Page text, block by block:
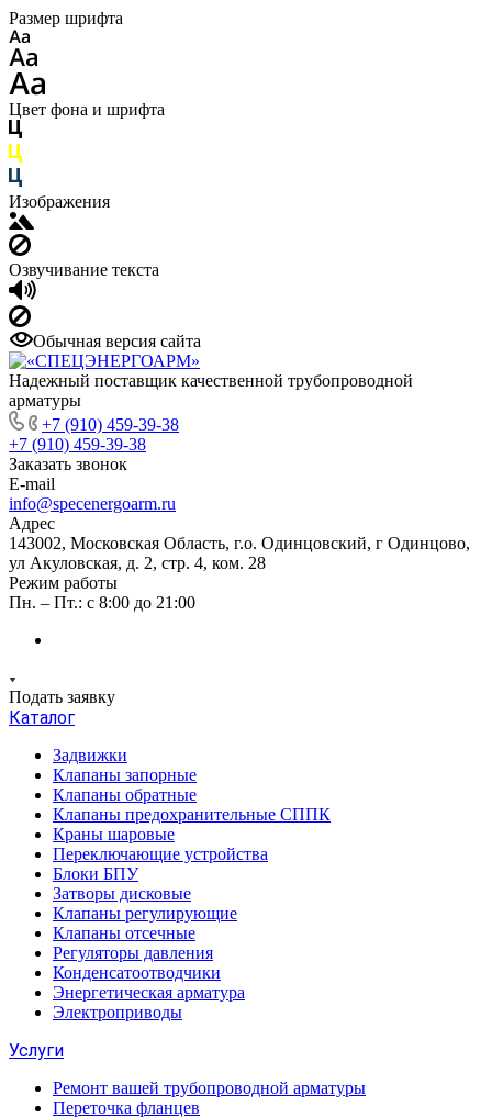
Размер шрифта
Цвет фона и шрифта
Изображения
Озвучивание текста
Обычная версия сайта
Надежный поставщик качественной трубопроводной
арматуры
+7 (910) 459-39-38
+7 (910) 459-39-38
Заказать звонок
E-mail
info@specenergoarm.ru
Адрес
143002, Московская Область, г.о. Одинцовский, г Одинцово,
ул Акуловская, д. 2, стр. 4, ком. 28
Режим работы
Пн. – Пт.: с 8:00 до 21:00
Подать заявку
Каталог
Задвижки
Клапаны запорные
Клапаны обратные
Клапаны предохранительные СППК
Краны шаровые
Переключающие устройства
Блоки БПУ
Затворы дисковые
Клапаны регулирующие
Клапаны отсечные
Регуляторы давления
Конденсатоотводчики
Энергетическая арматура
Электроприводы
Услуги
Ремонт вашей трубопроводной арматуры
Переточка фланцев